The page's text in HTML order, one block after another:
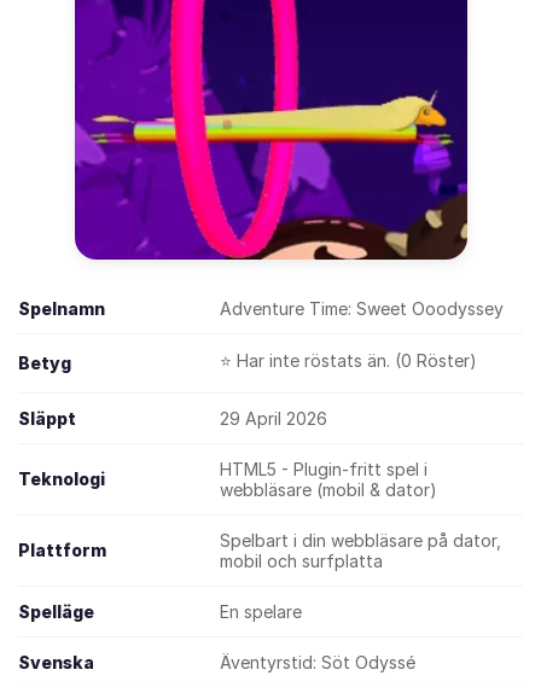
Spelnamn Adventure Time: Sweet Ooodyssey
Betyg ⭐ Har inte röstats än. (0 Röster)
Släppt 29 April 2026
Teknologi
HTML5 - Plugin-fritt spel i
webbläsare (mobil & dator)
Plattform
Spelbart i din webbläsare på dator,
mobil och surfplatta
Spelläge En spelare
Svenska Äventyrstid: Söt Odyssé